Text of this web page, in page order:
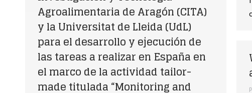
Agroalimentaria de Aragón (CITA)
y la Universitat de Lleida (UdL)
para el desarrollo y ejecución de
las tareas a realizar en España en
el marco de la actividad tailor-
made titulada “Monitoring and